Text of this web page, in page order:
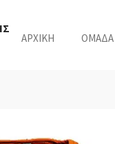
ΑΡΧΙΚΗ ΟΜΑΔΑ